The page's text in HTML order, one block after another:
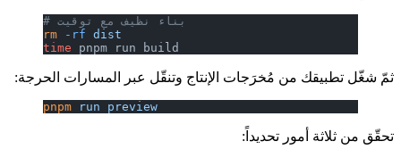
# بناء نظيف مع توقيت
rm
-rf dist
time pnpm run build
ثمّ شغّل تطبيقك من مُخرَجات الإنتاج وتنقّل عبر المسارات الحرجة:
pnpm run preview
تحقّق من ثلاثة أمور تحديداً: